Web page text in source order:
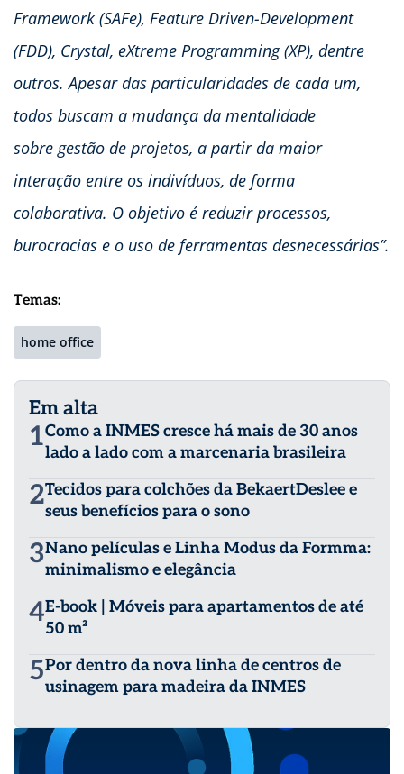
Framework (SAFe), Feature Driven-Development
(FDD), Crystal, eXtreme Programming (XP), dentre
outros. Apesar das particularidades de cada um,
todos buscam a mudança da mentalidade
sobre gestão de projetos, a partir da maior
interação entre os indivíduos, de forma
colaborativa. O objetivo é reduzir processos,
burocracias e o uso de ferramentas desnecessárias”.
Temas:
home office
Em alta
1Como a INMES cresce há mais de 30 anos
lado a lado com a marcenaria brasileira
2Tecidos para colchões da BekaertDeslee e
seus benefícios para o sono
3Nano películas e Linha Modus da Formma:
minimalismo e elegância
4E-book | Móveis para apartamentos de até
50 m²
5Por dentro da nova linha de centros de
usinagem para madeira da INMES